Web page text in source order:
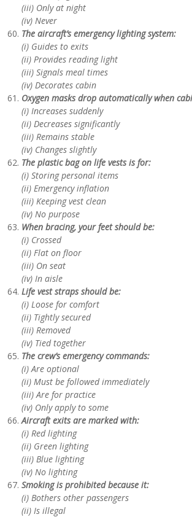
(iii) Only at night
(iv) Never
The aircraft’s emergency lighting system:
(i) Guides to exits
(ii) Provides reading light
(iii) Signals meal times
(iv) Decorates cabin
Oxygen masks drop automatically when
(i) Increases suddenly
(ii) Decreases significantly
(iii) Remains stable
(iv) Changes slightly
The plastic bag on life vests is for:
(i) Storing personal items
(ii) Emergency inflation
(iii) Keeping vest clean
(iv) No purpose
When bracing, your feet should be:
(i) Crossed
(ii) Flat on floor
(iii) On seat
(iv) In aisle
Life vest straps should be:
(i) Loose for comfort
(ii) Tightly secured
(iii) Removed
(iv) Tied together
The crew’s emergency commands:
(i) Are optional
(ii) Must be followed immediately
(iii) Are for practice
(iv) Only apply to some
Aircraft exits are marked with:
(i) Red lighting
(ii) Green lighting
(iii) Blue lighting
(iv) No lighting
Smoking is prohibited because it:
(i) Bothers other passengers
(ii) Is illegal